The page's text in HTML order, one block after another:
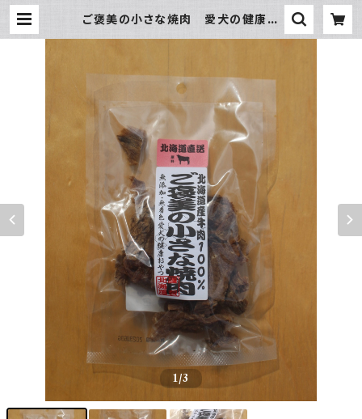
ご褒美の小さな焼肉 愛犬の健康お
1/3